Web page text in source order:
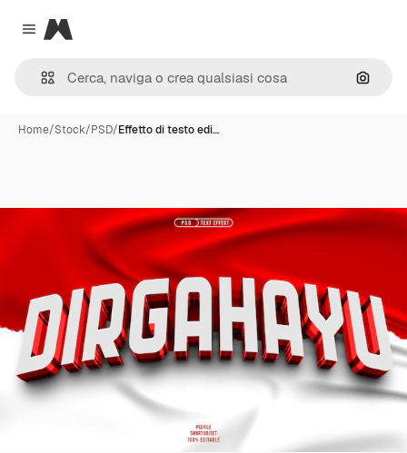
Close menu
Magnific
Cerca
Home/Stock/PSD/Effetto di testo edi…